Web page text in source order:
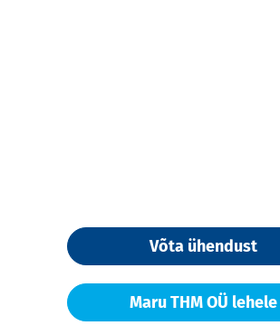
Võta ühendust
Maru THM OÜ lehele